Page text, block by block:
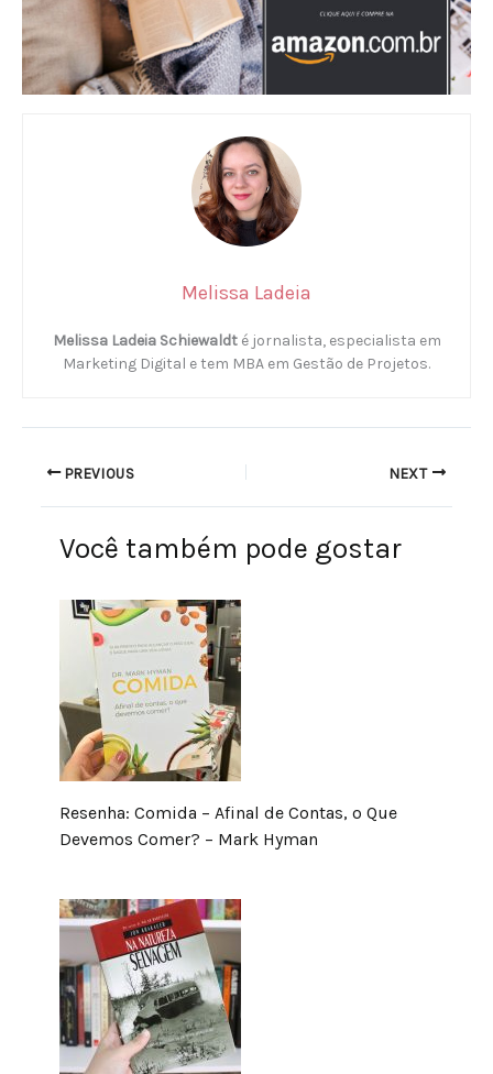
Melissa Ladeia
Melissa Ladeia Schiewaldté jornalista, especialista em
Marketing Digital e tem MBA em Gestão de Projetos.
PREVIOUS NEXT
Você também pode gostar
Resenha: Comida – Afinal de Contas, o Que
Devemos Comer? – Mark Hyman